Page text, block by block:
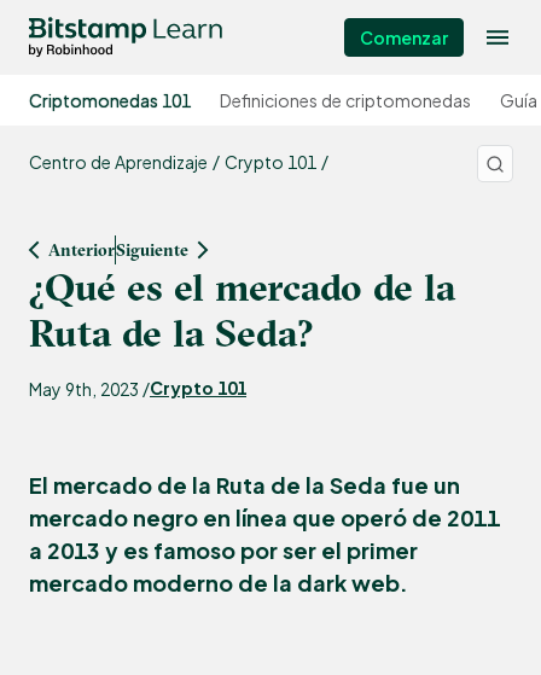
Comenzar
Criptomonedas 101 Definiciones de criptomonedas
Centro de Aprendizaje Crypto 101
AnteriorSiguiente
¿Qué es el mercado de la
Ruta de la Seda?
May 9th, 2023 /Crypto 101
El mercado de la Ruta de la Seda fue un
mercado negro en línea que operó de 2011
a 2013 y es famoso por ser el primer
mercado moderno de la dark web.